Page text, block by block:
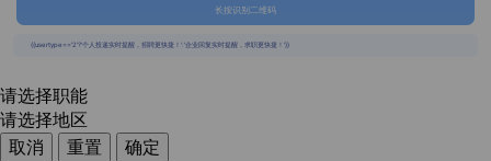
长按识别二维码
{{usertype=='2'?'个人投递实时提醒，招聘更快捷！':'企业回复实时提醒，求职更快捷！'}}
请选择职能
请选择地区
取消
重置
确定